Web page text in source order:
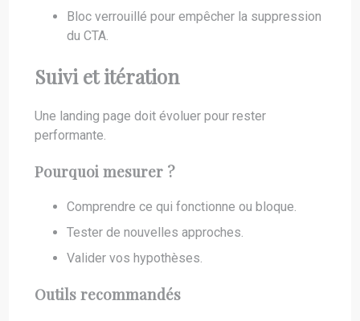
Bloc verrouillé pour empêcher la suppression
du CTA.
Suivi et itération
Une landing page doit évoluer pour rester
performante.
Pourquoi mesurer ?
Comprendre ce qui fonctionne ou bloque.
Tester de nouvelles approches.
Valider vos hypothèses.
Outils recommandés